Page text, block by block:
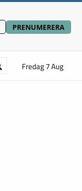
PRENUMERERA
Fredag 7 Aug